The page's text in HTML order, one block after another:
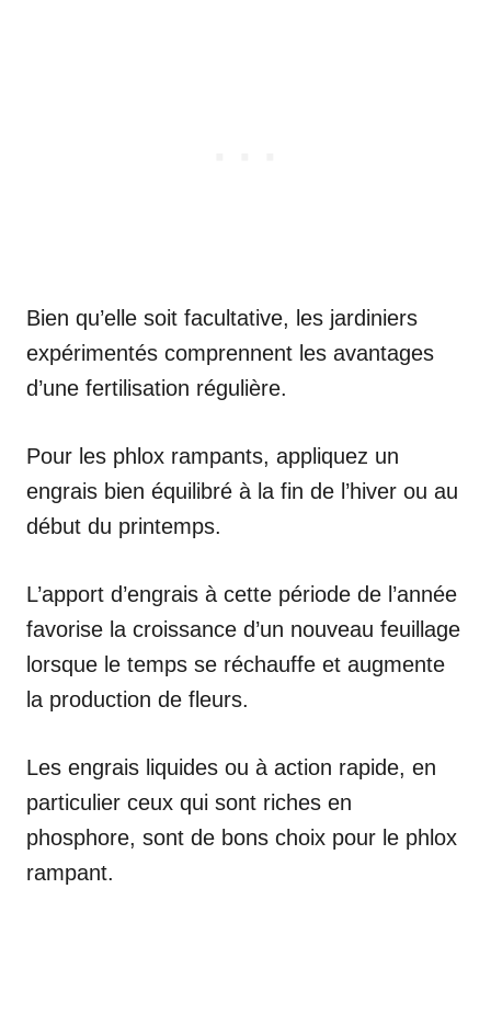
Bien qu’elle soit facultative, les jardiniers
expérimentés comprennent les avantages
d’une fertilisation régulière.
Pour les phlox rampants, appliquez un
engrais bien équilibré à la fin de l’hiver ou au
début du printemps.
L’apport d’engrais à cette période de l’année
favorise la croissance d’un nouveau feuillage
lorsque le temps se réchauffe et augmente
la production de fleurs.
Les engrais liquides ou à action rapide, en
particulier ceux qui sont riches en
phosphore, sont de bons choix pour le phlox
rampant.